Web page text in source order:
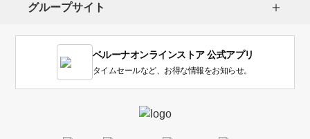
い
グループサイト
ベルーナオンラインストア 公式アプリ
タイムセールなど、お得な情報をお知らせ。